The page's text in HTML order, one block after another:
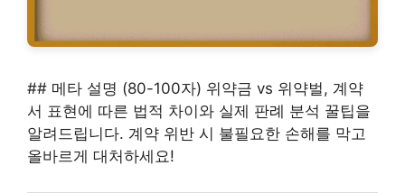
## 메타 설명 (80-100자) 위약금 vs 위약벌, 계약
서 표현에 따른 법적 차이와 실제 판례 분석 꿀팁을
알려드립니다. 계약 위반 시 불필요한 손해를 막고
올바르게 대처하세요!